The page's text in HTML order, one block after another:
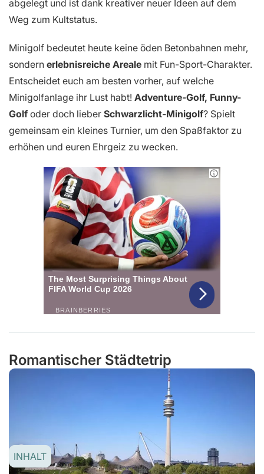
abgelegt und ist dank kreativer neuer Ideen auf dem
Weg zum Kultstatus.
Minigolf bedeutet heute keine öden Betonbahnen mehr,
sondern erlebnisreiche Areale mit Fun-Sport-Charakter.
Entscheidet euch am besten vorher, auf welche
Minigolfanlage ihr Lust habt! Adventure-Golf, Funny-
Golf oder doch lieber Schwarzlicht-Minigolf? Spielt
gemeinsam ein kleines Turnier, um den Spaßfaktor zu
erhöhen und euren Ehrgeiz zu wecken.
Romantischer Städtetrip
INHALT